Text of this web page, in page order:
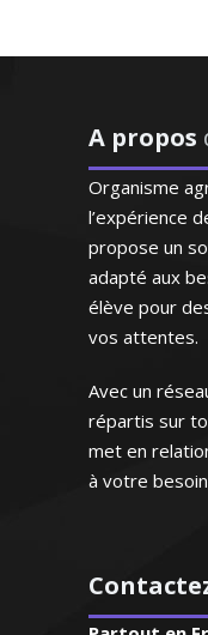
fille
A propos
Organisme
l’expérience
propose un
adapté aux
élève pour
vos attentes.
Avec un
répartis sur
met en
à votre